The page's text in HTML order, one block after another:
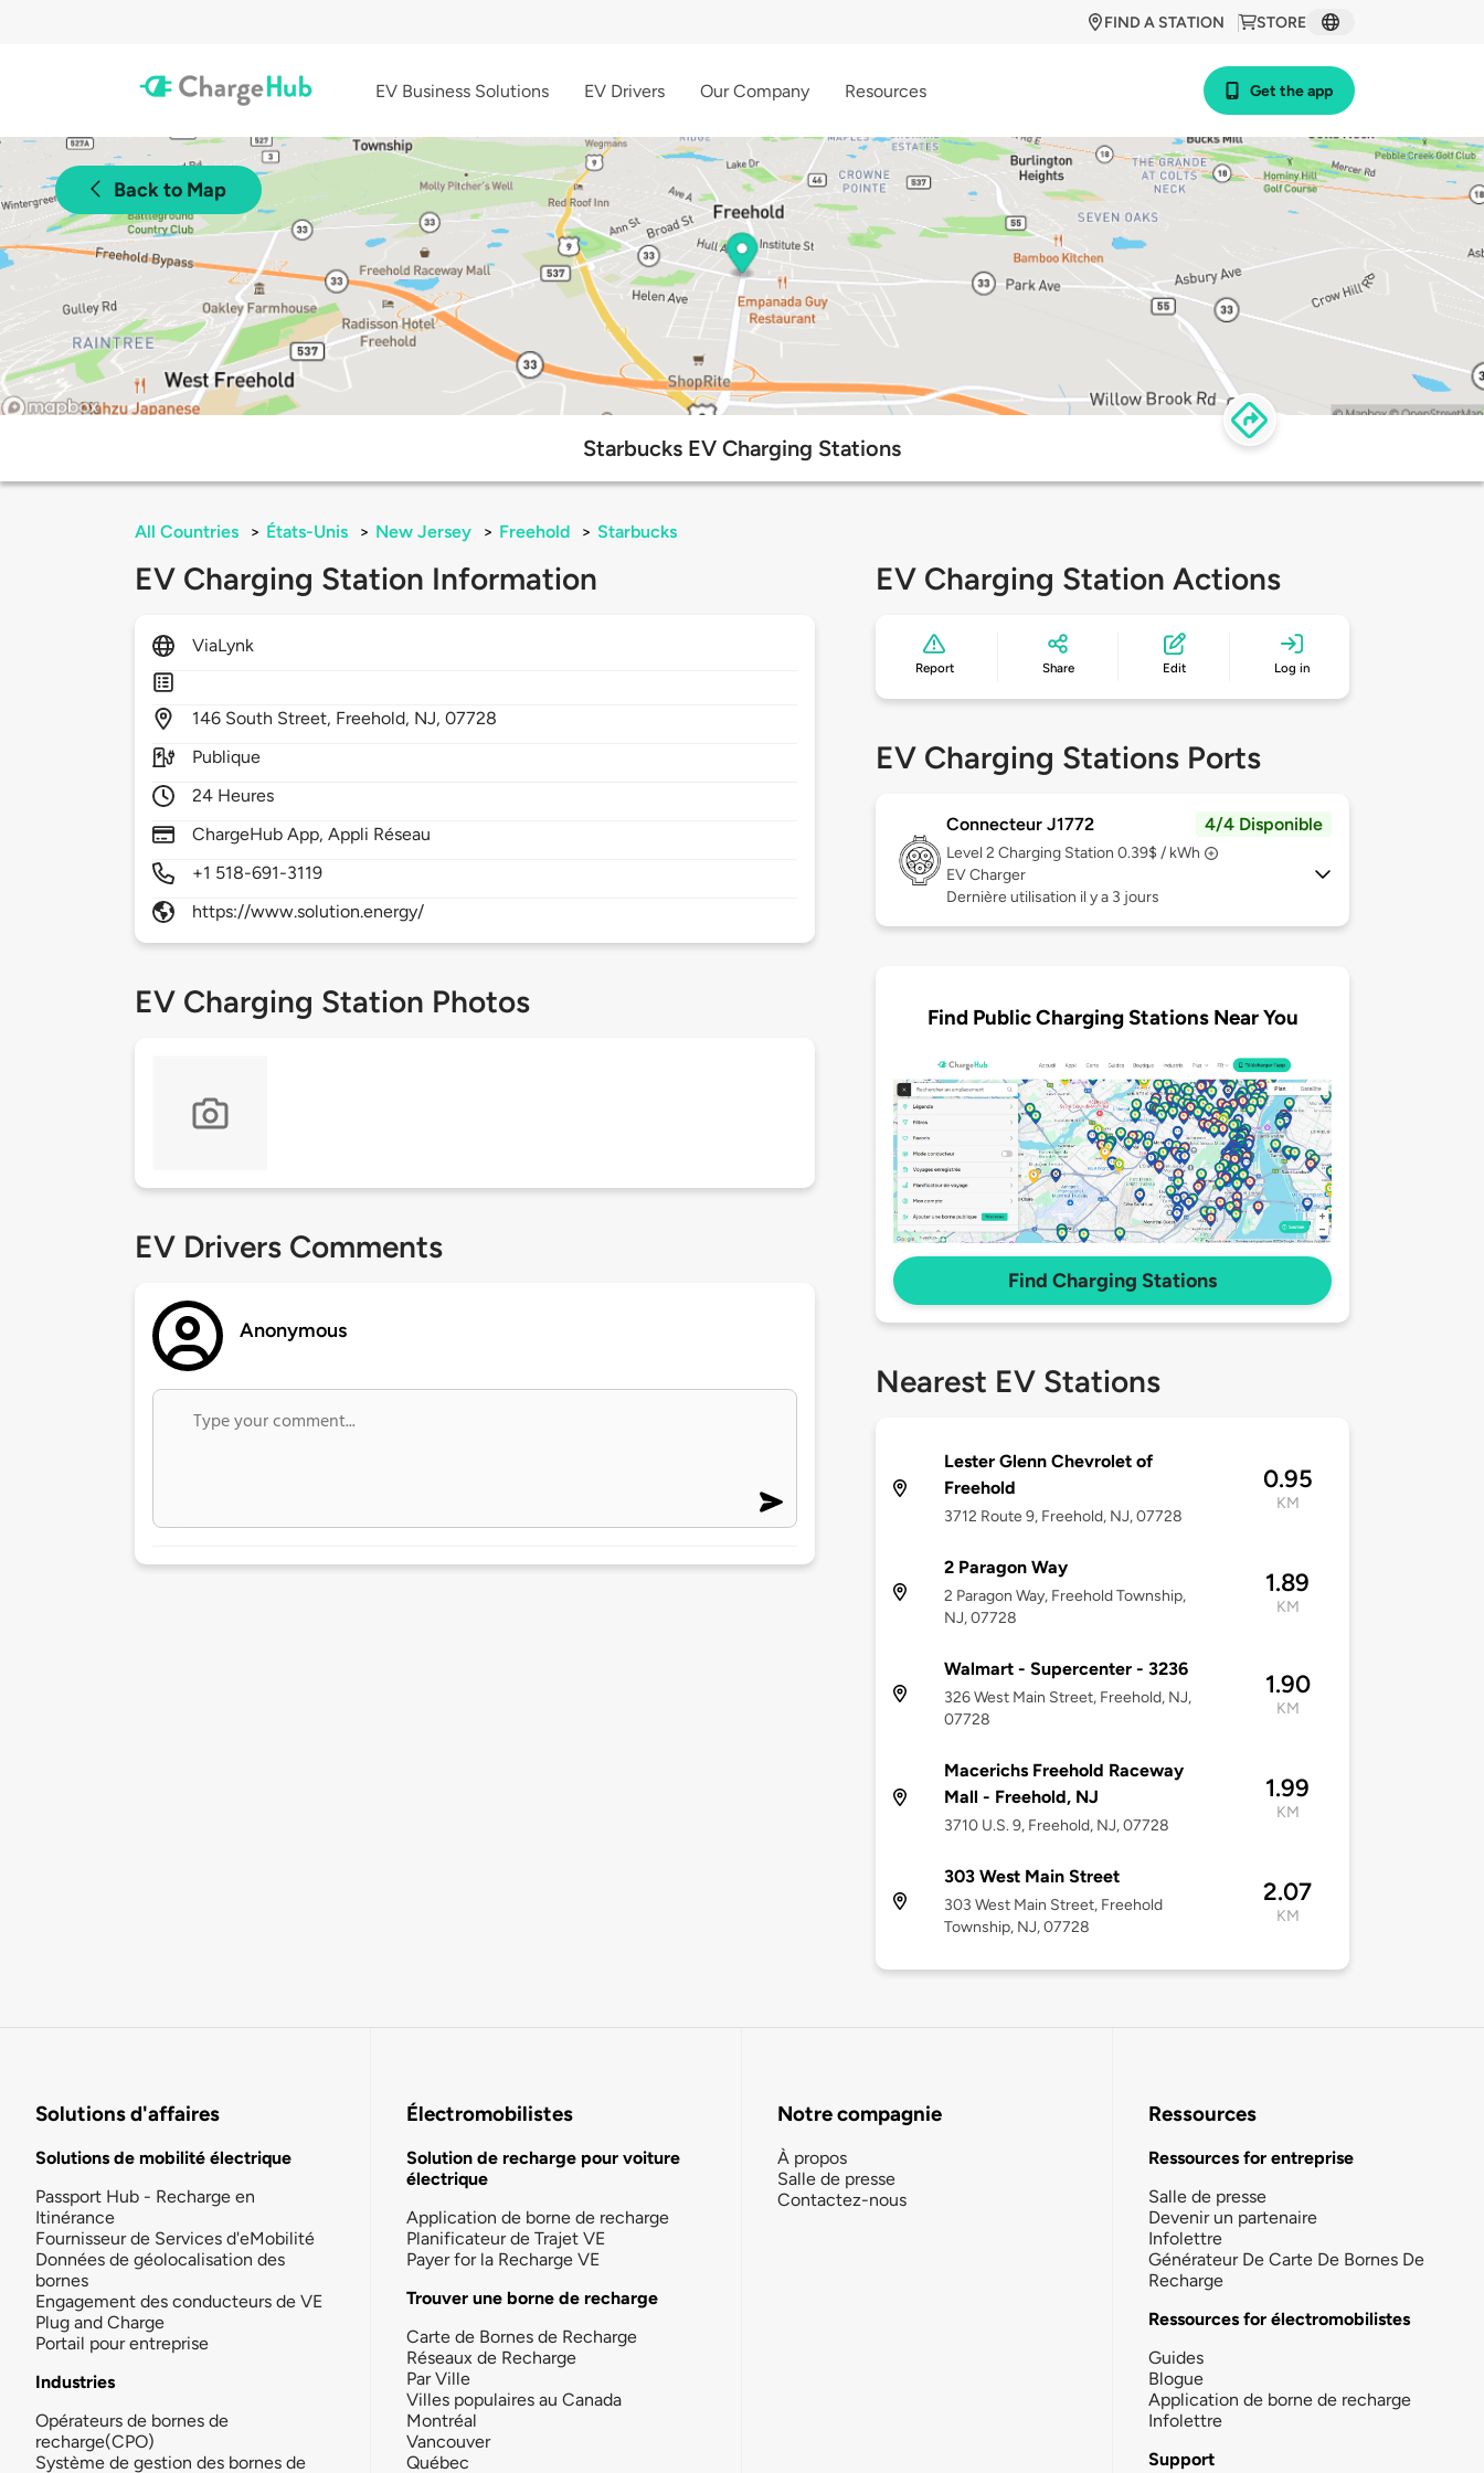
STORE
FIND A STATION
EV Business Solutions EV Drivers Our Company Resources Get the app
Back to Map
Starbucks EV Charging Stations
All Countries > États-Unis > New Jersey > Freehold > Starbucks
EV Charging Station Information
ViaLynk
146 South Street, Freehold, NJ,07728
Publique
24 Heures
ChargeHub App, Appli Réseau
+1 518-691-3119
https://www.solution.energy/
EV Charging Station Photos
EV Drivers Comments
Anonymous
EV Charging Station Actions
Report Share Edit Log in
EV Charging Stations Ports
Connecteur J1772 4/4 Disponible
Level 2 Charging Station 0.39$ / kWh
EV Charger
Dernière utilisation il y a 3 jours
Find Public Charging Stations Near You
Find Charging Stations
Nearest EV Stations
Lester Glenn Chevrolet of
Freehold
3712 Route 9, Freehold, NJ, 07728
0.95
KM
2 Paragon Way
2 Paragon Way, Freehold Township,
NJ, 07728
1.89
KM
Walmart - Supercenter - 3236
326 West Main Street, Freehold, NJ,
07728
1.90
KM
Macerichs Freehold Raceway
Mall - Freehold, NJ
3710 U.S. 9, Freehold, NJ, 07728
1.99
KM
303 West Main Street
303 West Main Street, Freehold
Township, NJ, 07728
2.07
KM
Solutions d'affaires
Solutions de mobilité électrique
Passport Hub - Recharge en
Itinérance
Fournisseur de Services d'eMobilité
Données de géolocalisation des
bornes
Engagement des conducteurs de VE
Plug and Charge
Portail pour entreprise
Industries
Opérateurs de bornes de
recharge(CPO)
Système de gestion des bornes de
Électromobilistes
Solution de recharge pour voiture
électrique
Application de borne de recharge
Planificateur de Trajet VE
Payer for la Recharge VE
Trouver une borne de recharge
Carte de Bornes de Recharge
Réseaux de Recharge
Par Ville
Villes populaires au Canada
Montréal
Vancouver
Québec
Notre compagnie
À propos
Salle de presse
Contactez-nous
Ressources
Ressources for entreprise
Salle de presse
Devenir un partenaire
Infolettre
Générateur De Carte De Bornes De
Recharge
Ressources for électromobilistes
Guides
Blogue
Application de borne de recharge
Infolettre
Support